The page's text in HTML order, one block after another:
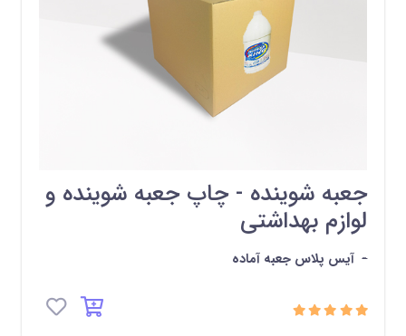
جعبه شوینده - چاپ جعبه شوینده و
لوازم بهداشتی
- آیس پلاس جعبه آماده